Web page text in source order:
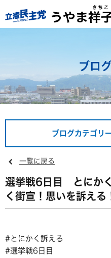
ブログ
ブログカテゴリ
一覧に戻る
選挙戦6日目 とにか
く街宣！思いを訴える
#とにかく訴える
#選挙戦6日目